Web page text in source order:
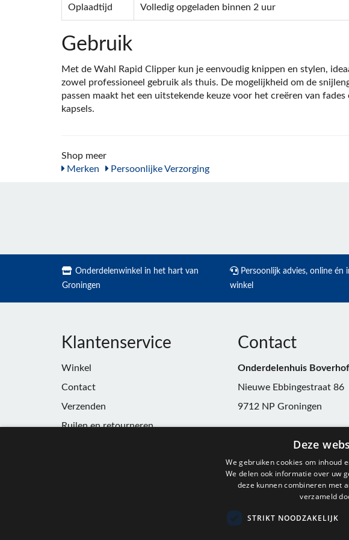
Oplaadtijd Volledig opgeladen binnen 2 uur
Gebruik
Met de Wahl Rapid Clipper kun je eenvoudig knippen en stylen,
zowel professioneel gebruik als thuis. De mogelijkheid om de
passen maakt het een uitstekende keuze voor het creëren van fades
kapsels.
Shop meer
Merken
Persoonlijke Verzorging
Onderdelenwinkel in het hart van
Groningen
Persoonlijk advies, online én
winkel
Klantenservice
Winkel
Contact
Verzenden
Ruilen en retourneren
Contact
Onderdelenhuis Boverhof
Nieuwe Ebbingestraat 86
9712 NP Groningen
91037743
BTW:NL004861667B24
Deze
We gebruiken cookies om inhoud
We delen ook informatie over uw
deze kunnen combineren met
verzameld
STRIKT NOODZAKELIJK